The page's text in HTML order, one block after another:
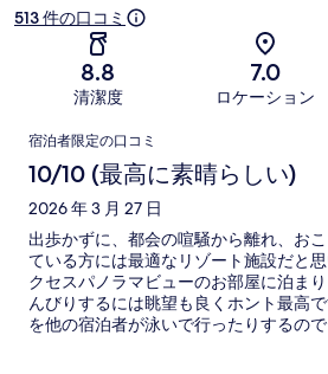
513 件の口コミ
8.8
清潔度
7.0
ロケーション
口
コ
ミ
宿泊者限定の口コミ
10/10 (最高に素晴らしい)
2026 年 3 月 27 日
出歩かずに、都会の喧騒から離れ、お
ている方には最適なリゾート施設だと
クセスパノラマビューのお部屋に泊ま
んびりするには眺望も良くホント最高
を他の宿泊者が泳いで行ったりするの